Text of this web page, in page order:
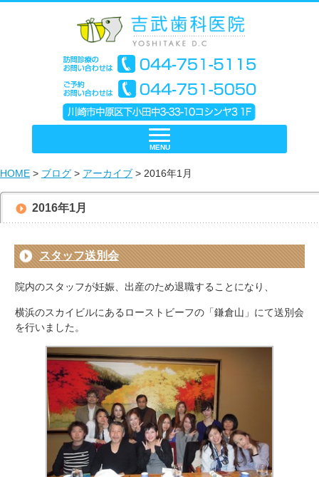
MENU
HOME > ブログ > アーカイブ > 2016年1月
2016年1月
スタッフ送別会
院内のスタッフが妊娠、出産のため退職することになり、
横浜のスカイビルにあるローストビーフの「鎌倉山」にて送別会
を行いました。